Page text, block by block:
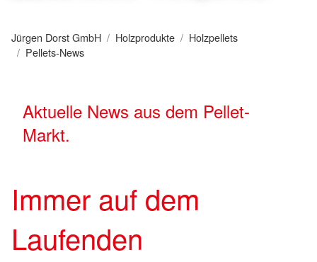
Jürgen Dorst GmbH Holzprodukte
Holzpellets
Pellets-News
Aktuelle News aus dem Pellet-
Markt.
Immer auf dem
Laufenden